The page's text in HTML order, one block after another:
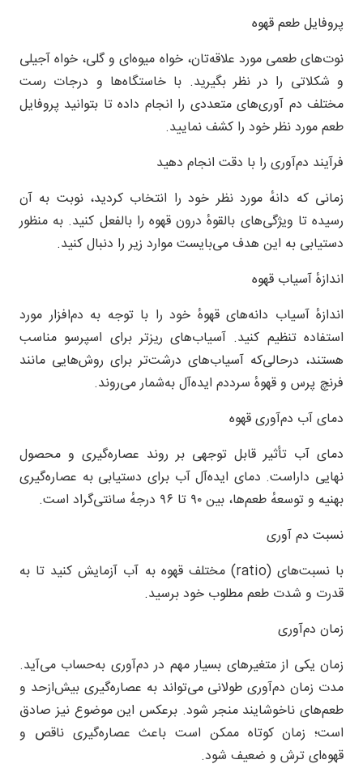
پروفایل طعم قهوه
نوت‌های طعمی مورد علاقه‌تان، خواه میوه‌ای و گلی، خواه آجیلی
و شکلاتی را در نظر بگیرید. با خاستگاه‌ها و درجات رست
مختلف دم آوری‌های متعددی را انجام داده تا بتوانید پروفایل
طعم مورد نظر خود را کشف نمایید.
فرآیند دم‌آوری را با دقت انجام دهید
زمانی که دانهٔ مورد نظر خود را انتخاب کردید، نوبت به آن
رسیده تا ویژگی‌های بالقوهٔ درون قهوه را بالفعل کنید. به منظور
دستیابی به این هدف می‌بایست موارد زیر را دنبال کنید.
اندازهٔ آسیاب قهوه
اندازهٔ آسیاب دانه‌های قهوهٔ خود را با توجه به دم‌افزار مورد
استفاده تنظیم کنید. آسیاب‌های ریزتر برای اسپرسو مناسب
هستند، درحالی‌که آسیاب‌های درشت‌تر برای روش‌هایی مانند
فرنچ پرس و قهوهٔ سرددم ایده‌آل به‌شمار می‌روند.
دمای آب دم‌آوری قهوه
دمای آب تأثیر قابل توجهی بر روند عصاره‌گیری و محصول
نهایی داراست. دمای ایده‌آل آب برای دستیابی به عصاره‌گیری
بهنیه و توسعهٔ طعم‌ها، بین ۹۰ تا ۹۶ درجهٔ سانتی‌گراد است.
نسبت دم آوری
با نسبت‌های (ratio) مختلف قهوه به آب آزمایش کنید تا به
قدرت و شدت طعم مطلوب خود برسید.
زمان دم‌آوری
زمان یکی از متغیرهای بسیار مهم در دم‌آوری به‌حساب می‌آید.
مدت زمان دم‌آوری طولانی می‌تواند به عصاره‌گیری بیش‌ازحد و
طعم‌های ناخوشایند منجر شود. برعکس این موضوع نیز صادق
است؛ زمان کوتاه ممکن است باعث عصاره‌گیری ناقص و
قهوه‌ای ترش و ضعیف شود.